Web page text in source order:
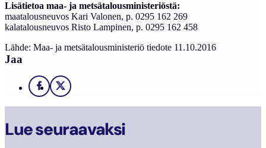
Lisätietoa maa- ja metsätalousministeriöstä:
maatalousneuvos Kari Valonen, p. 0295 162 269
kalatalousneuvos Risto Lampinen, p. 0295 162 458
Lähde: Maa- ja metsätalousministeriö tiedote 11.10.2016
Jaa
Facebook
X
Lue seuraavaksi